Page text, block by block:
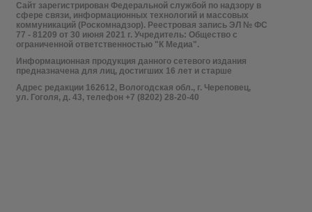
Сайт зарегистрирован Федеральной службой по надзору в
сфере связи, информационных технологий и массовых
коммуникаций (Роскомнадзор). Реестровая запись ЭЛ № ФС
77 - 81209 от 30 июня 2021 г. Учредитель: Общество с
ограниченной ответственностью "К Медиа".
Информационная продукция данного сетевого издания
предназначена для лиц, достигших 16 лет и старше
Адрес редакции 162612, Вологодская обл., г. Череповец,
ул. Гоголя, д. 43, телефон +7 (8202) 28-20-40